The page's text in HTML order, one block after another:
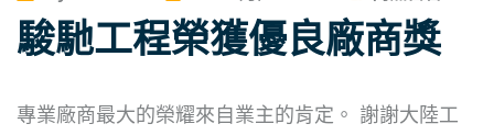
駿馳工程榮獲優良廠商獎
專業廠商最大的榮耀來自業主的肯定。 謝謝大陸工